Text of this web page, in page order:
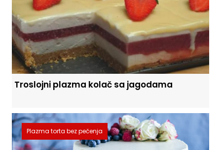
Troslojni plazma kolač sa jagodama
Plazma torta bez pečenja